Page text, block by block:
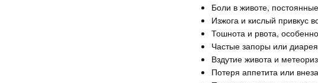
Боли в животе,
Изжога и кислый привкус
Тошнота и рвота,
Частые запоры или
Вздутие живота и
Потеря аппетита или